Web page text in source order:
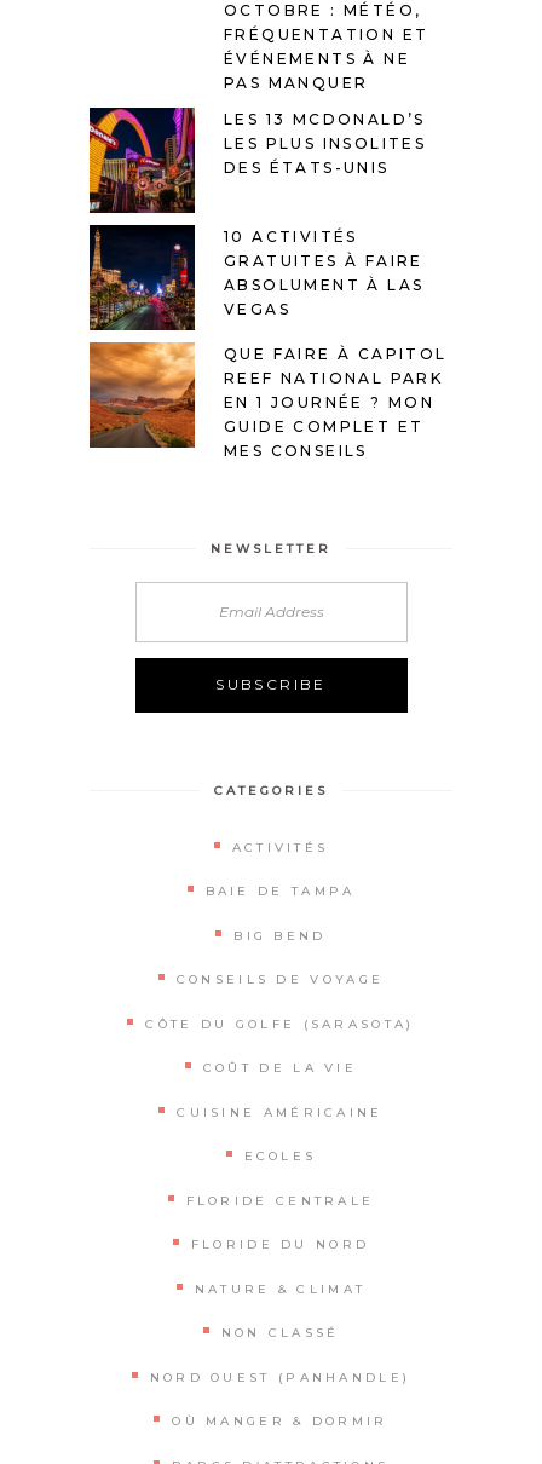
OCTOBRE : MÉTÉO,
FRÉQUENTATION ET
ÉVÉNEMENTS À NE
PAS MANQUER
LES 13 MCDONALD’S
LES PLUS INSOLITES
DES ÉTATS-UNIS
10 ACTIVITÉS
GRATUITES À FAIRE
ABSOLUMENT À LAS
VEGAS
QUE FAIRE À CAPITOL
REEF NATIONAL PARK
EN 1 JOURNÉE ? MON
GUIDE COMPLET ET
MES CONSEILS
NEWSLETTER
CATEGORIES
ACTIVITÉS
BAIE DE TAMPA
BIG BEND
CONSEILS DE VOYAGE
CÔTE DU GOLFE (SARASOTA)
COÛT DE LA VIE
CUISINE AMÉRICAINE
ECOLES
FLORIDE CENTRALE
FLORIDE DU NORD
NATURE & CLIMAT
NON CLASSÉ
NORD OUEST (PANHANDLE)
OÙ MANGER & DORMIR